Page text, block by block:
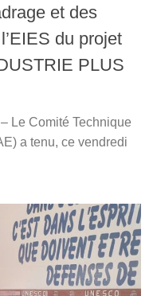
et des
du projet
PLUS
Le Comité Technique
a tenu, ce vendredi